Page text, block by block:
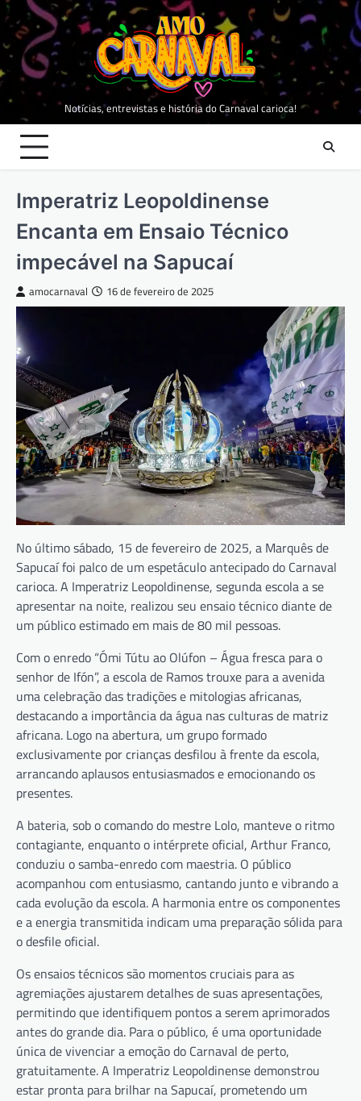
Skip
content
Notícias, entrevistas e história do Carnaval carioca!
Imperatriz Leopoldinense
Encanta em Ensaio Técnico
impecável na Sapucaí
amocarnaval 16 de fevereiro de 2025
No último sábado, 15 de fevereiro de 2025, a Marquês de
Sapucaí foi palco de um espetáculo antecipado do Carnaval
carioca. A Imperatriz Leopoldinense, segunda escola a se
apresentar na noite, realizou seu ensaio técnico diante de
um público estimado em mais de 80 mil pessoas.
Com o enredo “Ómi Tútu ao Olúfon – Água fresca para o
senhor de Ifón”, a escola de Ramos trouxe para a avenida
uma celebração das tradições e mitologias africanas,
destacando a importância da água nas culturas de matriz
africana. Logo na abertura, um grupo formado
exclusivamente por crianças desfilou à frente da escola,
arrancando aplausos entusiasmados e emocionando os
presentes.
A bateria, sob o comando do mestre Lolo, manteve o ritmo
contagiante, enquanto o intérprete oficial, Arthur Franco,
conduziu o samba-enredo com maestria. O público
acompanhou com entusiasmo, cantando junto e vibrando a
cada evolução da escola. A harmonia entre os componentes
e a energia transmitida indicam uma preparação sólida para
o desfile oficial.
Os ensaios técnicos são momentos cruciais para as
agremiações ajustarem detalhes de suas apresentações,
permitindo que identifiquem pontos a serem aprimorados
antes do grande dia. Para o público, é uma oportunidade
única de vivenciar a emoção do Carnaval de perto,
gratuitamente. A Imperatriz Leopoldinense demonstrou
estar pronta para brilhar na Sapucaí, prometendo um